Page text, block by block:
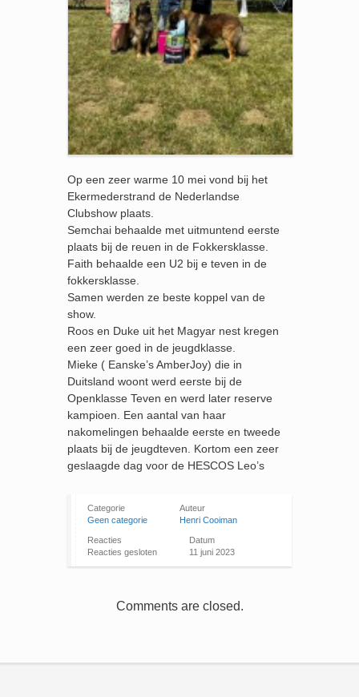
Op een zeer warme 10 mei vond bij het
Ekermederstrand de Nederlandse
Clubshow plaats.
Semchai behaalde met uitmuntend eerste
plaats bij de reuen in de Fokkersklasse.
Faith behaalde een U2 bij e teven in de
fokkersklasse.
Samen werden ze beste koppel van de
show.
Roos en Duke uit het Magyar nest kregen
een zeer goed in de jeugdklasse.
Mieke ( Eanske’s AmberJoy) die in
Duitsland woont werd eerste bij de
Openklasse Teven en werd later reserve
kampioen. Een aantal van haar
nakomelingen behaalde eerste en tweede
plaats bij de jeugdteven. Kortom een zeer
geslaagde dag voor de HESCOS Leo’s
Categorie
Geen categorie
Auteur
Henri Cooiman
Reacties
Reacties gesloten
Datum
11 juni 2023
Comments are closed.